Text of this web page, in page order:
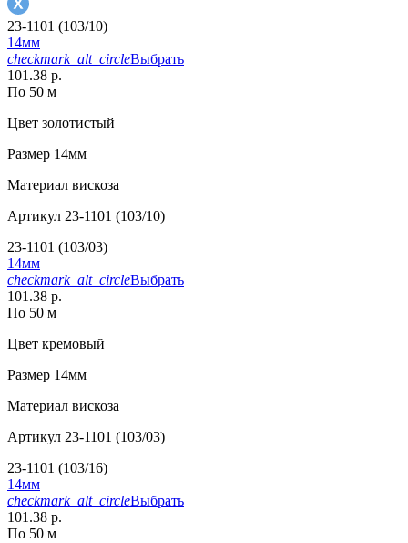
23-1101 (103/10)
14мм
checkmark_alt_circleВыбрать
101.38 р.
По 50 м
Цвет золотистый
Размер 14мм
Материал вискоза
Артикул 23-1101 (103/10)
23-1101 (103/03)
14мм
checkmark_alt_circleВыбрать
101.38 р.
По 50 м
Цвет кремовый
Размер 14мм
Материал вискоза
Артикул 23-1101 (103/03)
23-1101 (103/16)
14мм
checkmark_alt_circleВыбрать
101.38 р.
По 50 м